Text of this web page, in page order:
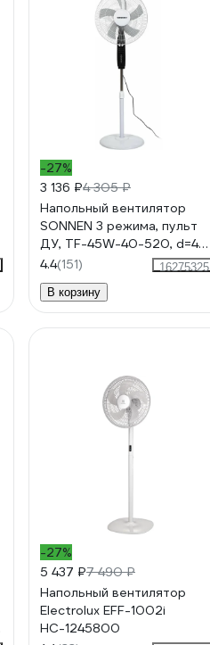
-27%
3 136 ₽4 305 ₽
Напольный вентилятор
SONNEN 3 режима, пульт
ДУ, TF-45W-40-520, d=40
см, 45 Вт, белый, 454788
4.4(151)
16275325
В корзину
-27%
5 437 ₽7 490 ₽
Напольный вентилятор
Electrolux EFF-1002i
НС-1245800